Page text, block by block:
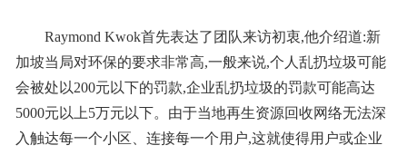
Raymond Kwok首先表达了团队来访初衷,他介绍道:新
加坡当局对环保的要求非常高,一般来说,个人乱扔垃圾可能
会被处以200元以下的罚款,企业乱扔垃圾的罚款可能高达
5000元以上5万元以下。由于当地再生资源回收网络无法深
入触达每一个小区、连接每一个用户,这就使得用户或企业